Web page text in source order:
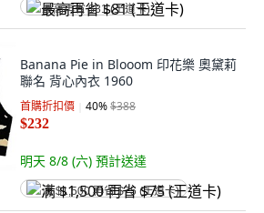
最高再省 $81 (王道卡)
Banana Pie in Blooom 印花樂 奧黛莉
聯名 背心內衣 1960
首購折扣價 40%$388
$232
明天 8/8 (六) 預計送達
满 $1,500 再省 $75 (王道卡)